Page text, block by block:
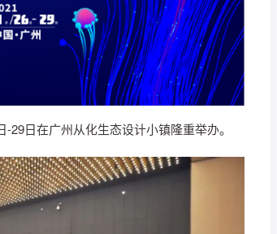
29日在广州从化生态设计小镇隆重举办。